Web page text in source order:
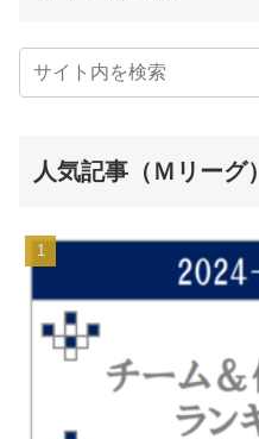
人気記事（Ｍリーグ）